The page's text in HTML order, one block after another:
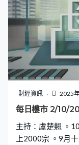
財經資訊 2025
每日樓市 2/10/
主持：盧楚翹 。
上2000宗 。9月